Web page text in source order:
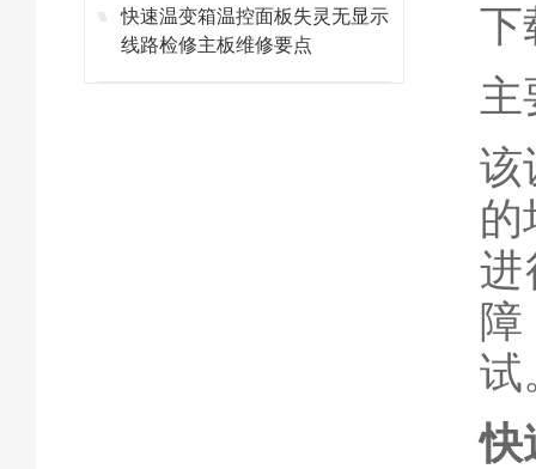
快速温变箱温控面板失灵无显示
线路检修主板维修要点
下
主
该
的
进
试
快